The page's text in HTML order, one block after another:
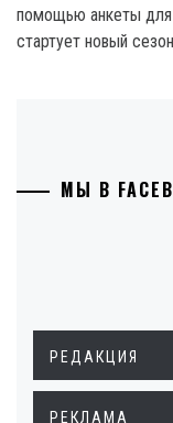
помощью анкеты для
стартует новый
МЫ В
РЕДАКЦИЯ
РЕКЛАМА